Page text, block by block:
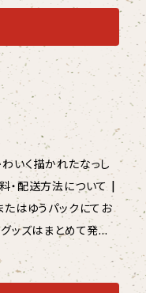
ビュー。 オフィス・
•━━
す。 ※5,000円以上の
損防止した上でお届
わいく描かれたなっし
補強＋封筒で折れ・破